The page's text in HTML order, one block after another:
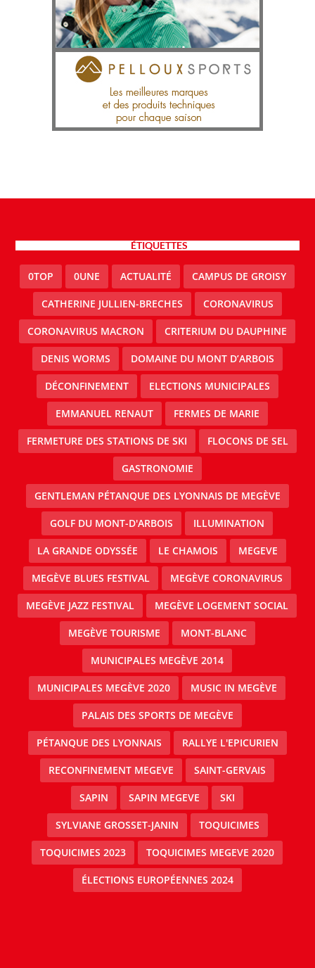
ÉTIQUETTES
0TOP 0UNE ACTUALITÉ CAMPUS DE GROISY
CATHERINE JULLIEN-BRECHES CORONAVIRUS
CORONAVIRUS MACRON CRITERIUM DU DAUPHINE
DENIS WORMS DOMAINE DU MONT D’ARBOIS
DÉCONFINEMENT ELECTIONS MUNICIPALES
EMMANUEL RENAUT FERMES DE MARIE
FERMETURE DES STATIONS DE SKI FLOCONS DE SEL
GASTRONOMIE
GENTLEMAN PÉTANQUE DES LYONNAIS DE MEGÈVE
GOLF DU MONT-D'ARBOIS ILLUMINATION
LA GRANDE ODYSSÉE LE CHAMOIS MEGEVE
MEGÈVE BLUES FESTIVAL MEGÈVE CORONAVIRUS
MEGÈVE JAZZ FESTIVAL MEGÈVE LOGEMENT SOCIAL
MEGÈVE TOURISME MONT-BLANC
MUNICIPALES MEGÈVE 2014
MUNICIPALES MEGÈVE 2020 MUSIC IN MEGÈVE
PALAIS DES SPORTS DE MEGÈVE
PÉTANQUE DES LYONNAIS RALLYE L'EPICURIEN
RECONFINEMENT MEGEVE SAINT-GERVAIS
SAPIN SAPIN MEGEVE SKI
SYLVIANE GROSSET-JANIN TOQUICIMES
TOQUICIMES 2023 TOQUICIMES MEGEVE 2020
ÉLECTIONS EUROPÉENNES 2024